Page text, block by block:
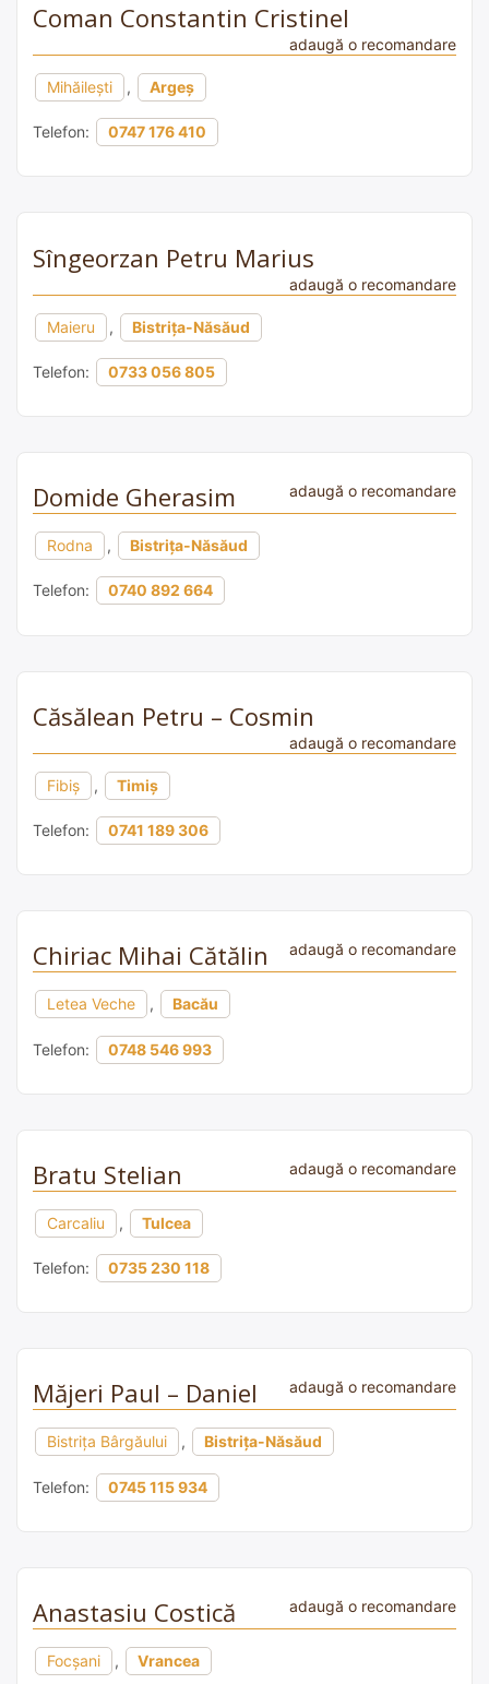
Coman Constantin Cristinel
adaugă o recomandare
Mihăilești , Argeș
Telefon: 0747 176 410
Sîngeorzan Petru Marius
adaugă o recomandare
Maieru , Bistrița-Năsăud
Telefon: 0733 056 805
Domide Gherasim adaugă o recomandare
Rodna , Bistrița-Năsăud
Telefon: 0740 892 664
Căsălean Petru – Cosmin
adaugă o recomandare
Fibiș , Timiș
Telefon: 0741 189 306
Chiriac Mihai Cătălin adaugă o recomandare
Letea Veche , Bacău
Telefon: 0748 546 993
Bratu Stelian adaugă o recomandare
Carcaliu , Tulcea
Telefon: 0735 230 118
Măjeri Paul – Daniel adaugă o recomandare
Bistriţa Bârgăului , Bistrița-Năsăud
Telefon: 0745 115 934
Anastasiu Costică adaugă o recomandare
Focșani , Vrancea